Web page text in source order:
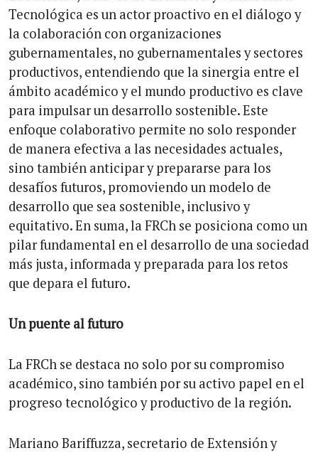
Tecnológica es un actor proactivo en el diálogo y
la colaboración con organizaciones
gubernamentales, no gubernamentales y sectores
productivos, entendiendo que la sinergia entre el
ámbito académico y el mundo productivo es clave
para impulsar un desarrollo sostenible. Este
enfoque colaborativo permite no solo responder
de manera efectiva a las necesidades actuales,
sino también anticipar y prepararse para los
desafíos futuros, promoviendo un modelo de
desarrollo que sea sostenible, inclusivo y
equitativo. En suma, la FRCh se posiciona como un
pilar fundamental en el desarrollo de una sociedad
más justa, informada y preparada para los retos
que depara el futuro.
Un puente al futuro
La FRCh se destaca no solo por su compromiso
académico, sino también por su activo papel en el
progreso tecnológico y productivo de la región.
Mariano Bariffuzza, secretario de Extensión y